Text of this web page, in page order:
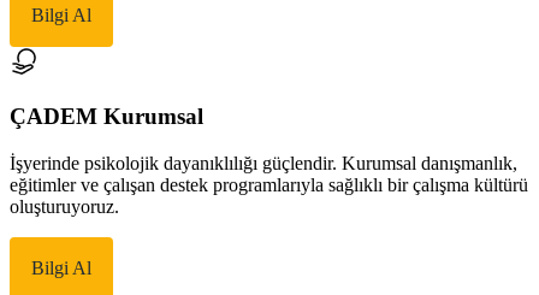
Bilgi Al
ÇADEM Kurumsal
İşyerinde psikolojik dayanıklılığı güçlendir. Kurumsal danışmanlık,
eğitimler ve çalışan destek programlarıyla sağlıklı bir çalışma kültürü
oluşturuyoruz.
Bilgi Al